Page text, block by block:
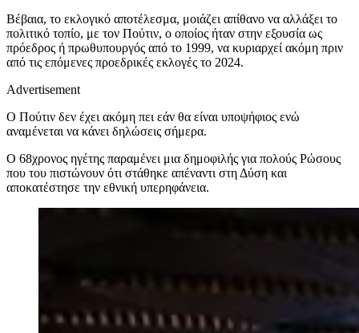
Βέβαια, το εκλογικό αποτέλεσμα, μοιάζει απίθανο να αλλάξει το
πολιτικό τοπίο, με τον Πούτιν, ο οποίος ήταν στην εξουσία ως
πρόεδρος ή πρωθυπουργός από το 1999, να κυριαρχεί ακόμη πριν
από τις επόμενες προεδρικές εκλογές το 2024.
Advertisement
Ο Πούτιν δεν έχει ακόμη πει εάν θα είναι υποψήφιος ενώ
αναμένεται να κάνει δηλώσεις σήμερα.
Ο 68χρονος ηγέτης παραμένει μια δημοφιλής για πολούς Ρώσους
που του πιστώνουν ότι στάθηκε απέναντι στη Δύση και
αποκατέστησε την εθνική υπερηφάνεια.